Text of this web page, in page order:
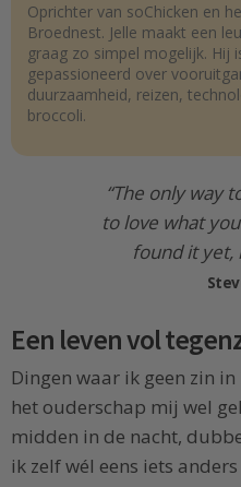
Oprichter van soChicken en
Broednest. Jelle maakt een
graag zo simpel mogelijk. Hij
gepassioneerd over
duurzaamheid, reizen,
broccoli.
“The only way
to love what
found it yet,
Een leven vol
Dingen waar ik geen zin
het ouderschap mij wel
midden in de nacht,
ik zelf wél eens iets